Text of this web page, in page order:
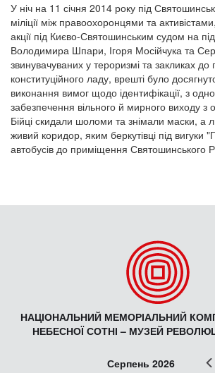
У ніч на 11 січня 2014 року під
міліції між правоохоронцями та
акції під Києво-Святошинським судом на
Володимира Шпари, Ігоря Мосійчука та
звинувачуваних у тероризмі та закликах
конституційного ладу, врешті було
виконання вимог щодо ідентифікації, з
забезпечення вільного й мирного виходу з
Бійці скидали шоломи та знімали маски, а
живий коридор, яким беркутівці під вигуки
автобусів до приміщення Святошинського
НАЦІОНАЛЬНИЙ МЕМОРІАЛЬНИЙ
НЕБЕСНОЇ СОТНІ – МУЗЕЙ
Серпень 2026